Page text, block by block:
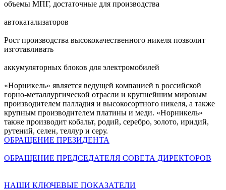
объемы МПГ, достаточные для производства
автокатализаторов
Рост производства высококачественного никеля позволит
изготавливать
аккумуляторных блоков для электромобилей
«Норникель» является ведущей компанией в российской
горно-металлургической отрасли и крупнейшим мировым
производителем палладия и высокосортного никеля, а также
крупным производителем платины и меди. «Норникель»
также производит кобальт, родий, серебро, золото, иридий,
рутений, селен, теллур и серу.
ОБРАЩЕНИЕ ПРЕЗИДЕНТА
ОБРАЩЕНИЕ ПРЕДСЕДАТЕЛЯ СОВЕТА ДИРЕКТОРОВ
НАШИ КЛЮЧЕВЫЕ ПОКАЗАТЕЛИ